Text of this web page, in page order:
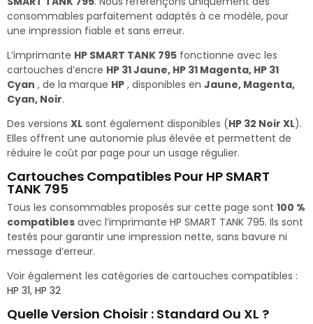
consommables parfaitement adaptés à ce modèle, pour
une impression fiable et sans erreur.
L’imprimante HP SMART TANK 795 fonctionne avec les
cartouches d’encre HP 31 Jaune, HP 31 Magenta, HP 31
Cyan , de la marque HP , disponibles en Jaune, Magenta,
Cyan, Noir.
Des versions XL sont également disponibles (HP 32 Noir XL).
Elles offrent une autonomie plus élevée et permettent de
réduire le coût par page pour un usage régulier.
Cartouches Compatibles Pour HP SMART
TANK 795
Tous les consommables proposés sur cette page sont 100 %
compatibles avec l’imprimante HP SMART TANK 795. Ils sont
testés pour garantir une impression nette, sans bavure ni
message d’erreur.
Voir également les catégories de cartouches compatibles :
HP 31, HP 32
Quelle Version Choisir : Standard Ou XL ?